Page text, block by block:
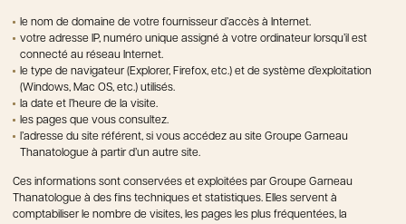
le nom de domaine de votre fournisseur d’accès à Internet.
votre adresse IP, numéro unique assigné à votre ordinateur lorsqu’il est
connecté au réseau Internet.
le type de navigateur (Explorer, Firefox, etc.) et de système d’exploitation
(Windows, Mac OS, etc.) utilisés.
la date et l’heure de la visite.
les pages que vous consultez.
l’adresse du site référent, si vous accédez au site Groupe Garneau
Thanatologue à partir d’un autre site.
Ces informations sont conservées et exploitées par Groupe Garneau
Thanatologue à des fins techniques et statistiques. Elles servent à
comptabiliser le nombre de visites, les pages les plus fréquentées, la